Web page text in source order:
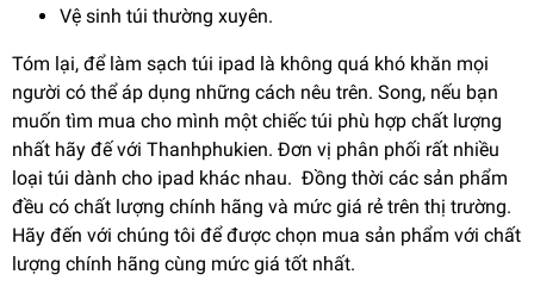
Vệ sinh túi thường xuyên.
Tóm lại, để làm sạch túi ipad là không quá khó khăn mọi
người có thể áp dụng những cách nêu trên. Song, nếu bạn
muốn tìm mua cho mình một chiếc túi phù hợp chất lượng
nhất hãy đế với Thanhphukien. Đơn vị phân phối rất nhiều
loại túi dành cho ipad khác nhau. Đồng thời các sản phẩm
đều có chất lượng chính hãng và mức giá rẻ trên thị trường.
Hãy đến với chúng tôi để được chọn mua sản phẩm với chất
lượng chính hãng cùng mức giá tốt nhất.